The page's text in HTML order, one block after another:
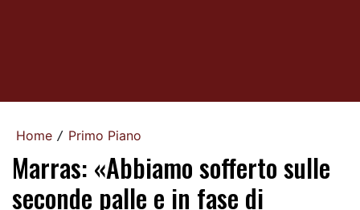
Home / Primo Piano
Marras: «Abbiamo sofferto sulle
seconde palle e in fase di